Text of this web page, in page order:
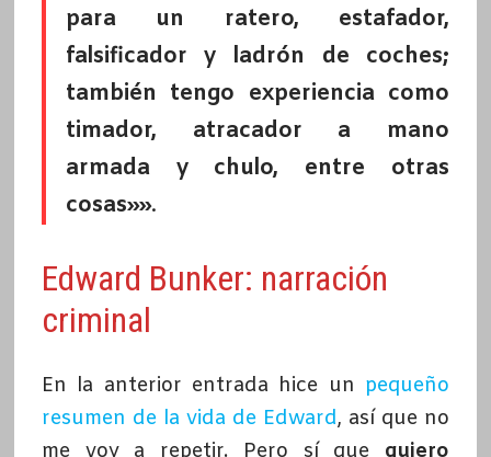
para un ratero, estafador,
falsificador y ladrón de coches;
también tengo experiencia como
timador, atracador a mano
armada y chulo, entre otras
cosas»».
Edward Bunker: narración
criminal
En la anterior entrada hice un pequeño
resumen de la vida de Edward, así que no